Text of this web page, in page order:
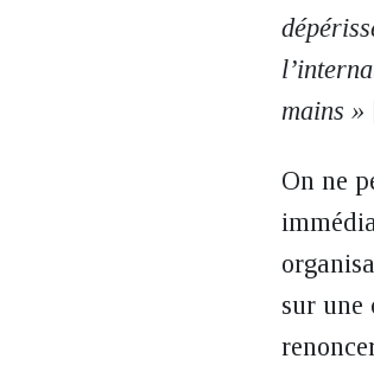
mains »
On ne
sur